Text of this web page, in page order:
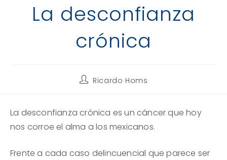
La desconfianza
crónica
Autor
entrada:
Ricardo Homs
La desconfianza crónica es un cáncer que hoy
nos corroe el alma a los mexicanos.
Frente a cada caso delincuencial que parece ser